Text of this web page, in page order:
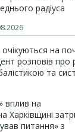
радіуса
на
розповів про
та
вплив на
Харківщині
питання» з